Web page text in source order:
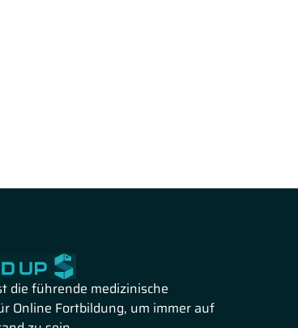
die führende medizinische
Online Fortbildung, um immer auf